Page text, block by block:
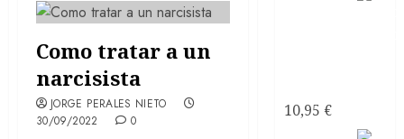
Como tratar a un
narcisista
JORGE PERALES NIETO
30/09/2022
0
10,95 €